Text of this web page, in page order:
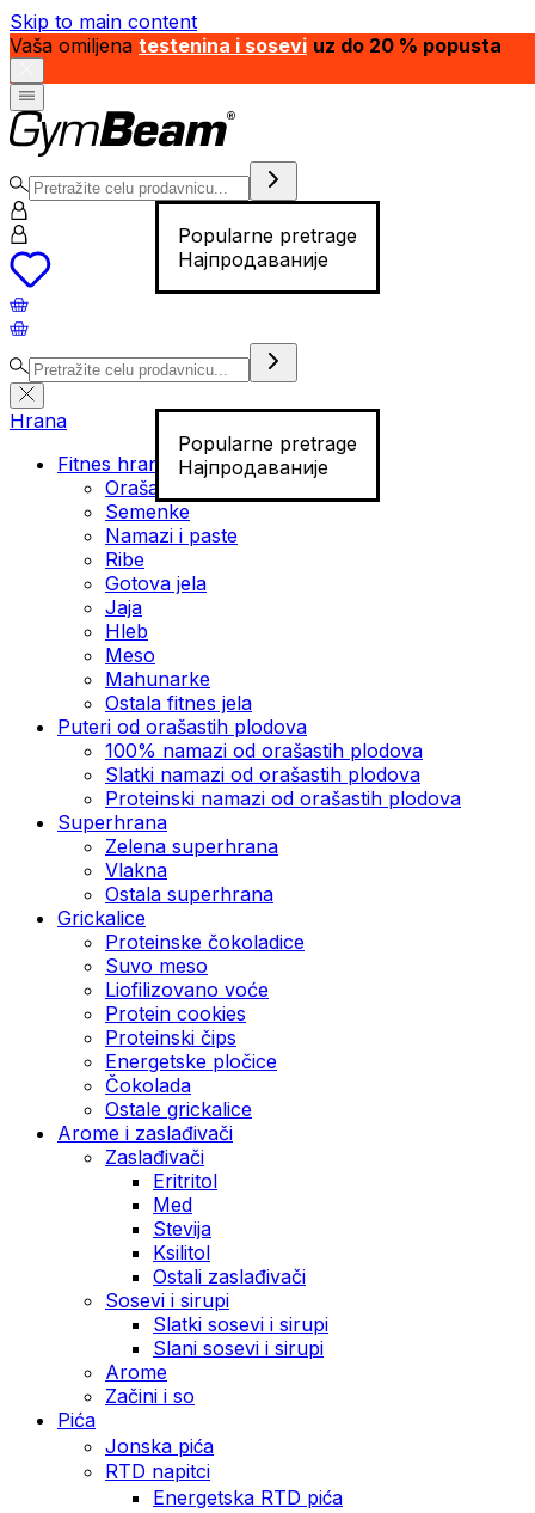
Skip to main content
Vaša omiljena testenina i sosevi uz do 20 % popusta
Popularne pretrage
Најпродаваније
Popularne pretrage
Најпродаваније
Hrana
Fitnes hrana
Orašasti plodovi
Semenke
Namazi i paste
Ribe
Gotova jela
Јаја
Hleb
Meso
Mahunarke
Ostala fitnes jela
Puteri od orašastih plodova
100% namazi od orašastih plodova
Slatki namazi od orašastih plodova
Proteinski namazi od orašastih plodova
Superhrana
Zelena superhrana
Vlakna
Ostala superhrana
Grickalice
Proteinske čokoladice
Suvo meso
Liofilizovano voće
Protein cookies
Proteinski čips
Energetske pločice
Čokolada
Ostale grickalice
Arome i zaslađivači
Zaslađivači
Eritritol
Med
Stevija
Ksilitol
Ostali zaslađivači
Sosevi i sirupi
Slatki sosevi i sirupi
Slani sosevi i sirupi
Arome
Začini i so
Pića
Jonska pića
RTD napitci
Energetska RTD pića